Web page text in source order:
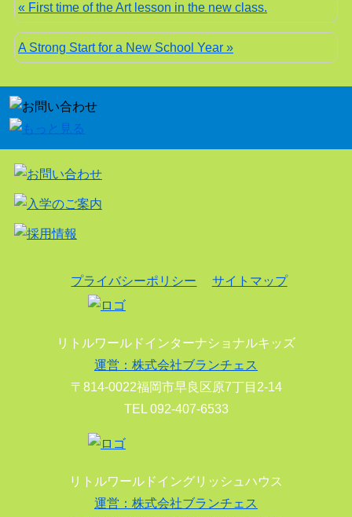
« First time of the Art lesson in the new class.
A Strong Start for a New School Year »
プライバシーポリシー サイトマップ
リトルワールドインターナショナルキッズ
運営：株式会社ブランチェス
〒814-0022福岡市早良区原7丁目2-14
TEL 092-407-6533
リトルワールドイングリッシュハウス
運営：株式会社ブランチェス